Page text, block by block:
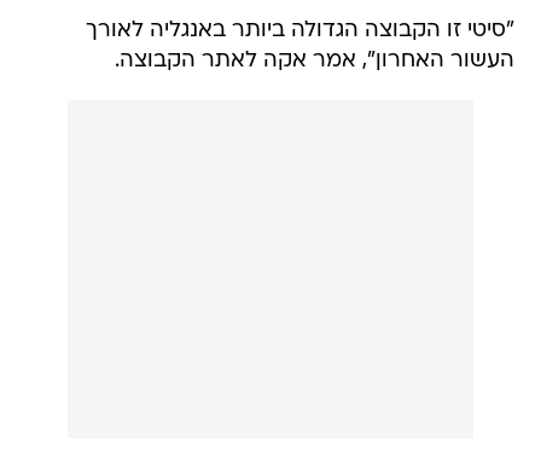
"סיטי זו הקבוצה הגדולה ביותר באנגליה לאורך
העשור האחרון", אמר אקה לאתר הקבוצה.